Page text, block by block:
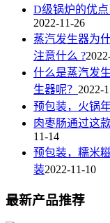
D级锅炉的优
2022-11-26
蒸汽发生器为
注意什么 ?
什么是蒸汽发
生器呢？ 2022-
预包装，火锅
肉枣肠通过这
11-14
预包装，糯米
装2022-11-10
最新产品推荐